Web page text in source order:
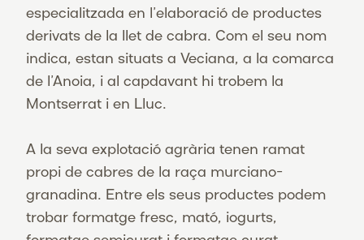
especialitzada en l’elaboració de productes
derivats de la llet de cabra. Com el seu nom
indica, estan situats a Veciana, a la comarca
de l’Anoia, i al capdavant hi trobem la
Montserrat i en Lluc.
A la seva explotació agrària tenen ramat
propi de cabres de la raça murciano-
granadina. Entre els seus productes podem
trobar formatge fresc, mató, iogurts,